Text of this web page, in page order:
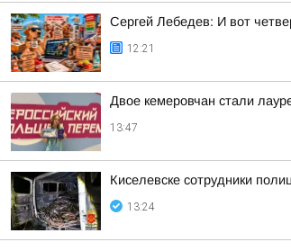
Сергей Лебедев: И вот
12:21
Двое кемеровчан стали
13:47
Киселевске сотрудники
13:24